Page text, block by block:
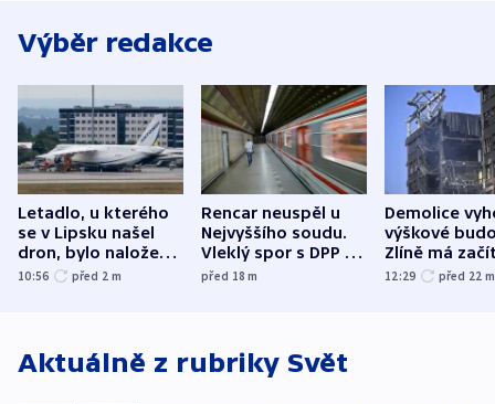
Výběr redakce
Letadlo, u kterého
se v Lipsku našel
dron, bylo naložené
municí, píší média
10:56 před 2 m
Rencar neuspěl u
Nejvyššího soudu.
Vleklý spor s DPP o
reklamní plochu
před 18m
Demolice
výškové
Zlíně má
odpoledne
12:29 před 22 m
Aktuálně z rubriky Svět